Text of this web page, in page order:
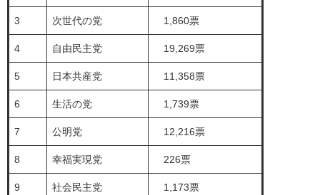
3 次世代の党 1,860票
4 自由民主党 19,269票
5 日本共産党 11,358票
6 生活の党 1,739票
7 公明党 12,216票
8 幸福実現党 226票
9 社会民主党 1,173票